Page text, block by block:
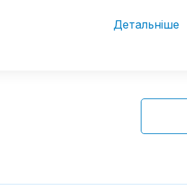
Детальніше